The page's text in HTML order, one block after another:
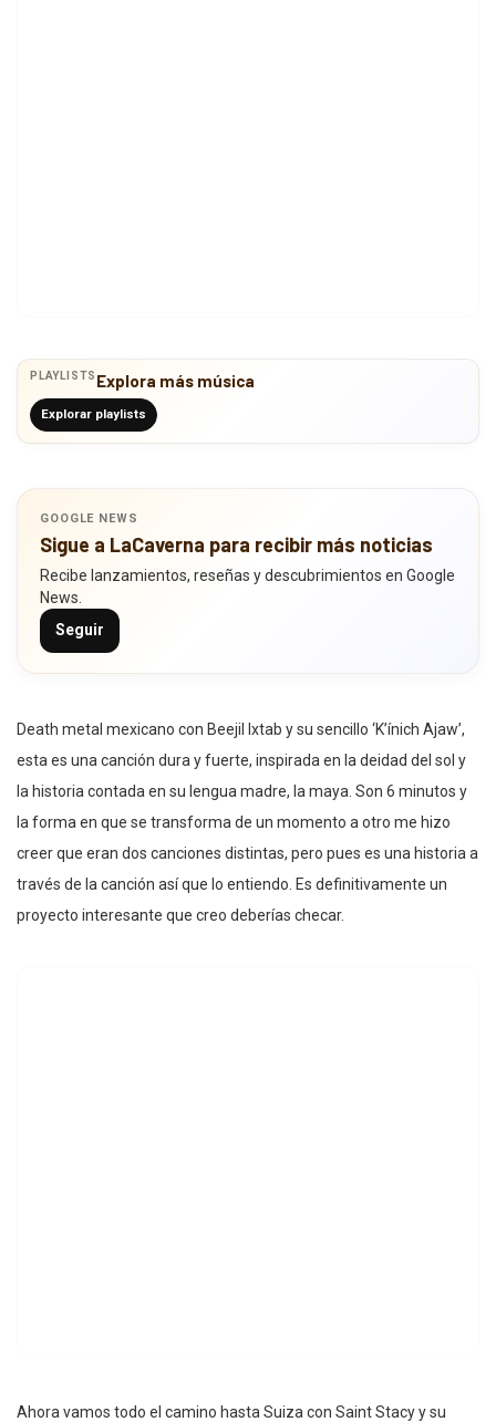
PLAYLISTS Explora más música
Explorar playlists
GOOGLE NEWS
Sigue a LaCaverna para recibir más noticias
Recibe lanzamientos, reseñas y descubrimientos en Google
News.
Seguir
Death metal mexicano con Beejil Ixtab y su sencillo ‘K’ínich Ajaw’,
esta es una canción dura y fuerte, inspirada en la deidad del sol y
la historia contada en su lengua madre, la maya. Son 6 minutos y
la forma en que se transforma de un momento a otro me hizo
creer que eran dos canciones distintas, pero pues es una historia a
través de la canción así que lo entiendo. Es definitivamente un
proyecto interesante que creo deberías checar.
Ahora vamos todo el camino hasta Suiza con Saint Stacy y su